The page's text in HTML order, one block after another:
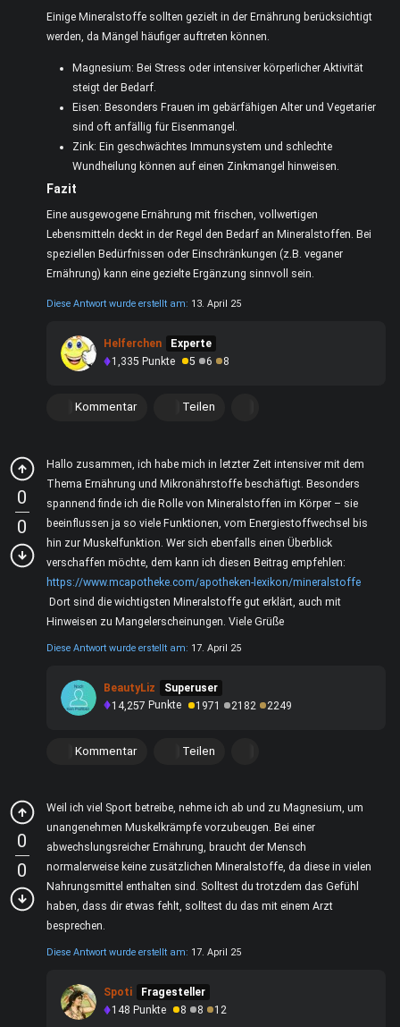
Einige Mineralstoffe sollten gezielt in der Ernährung berücksichtigt
werden, da Mängel häufiger auftreten können.
Magnesium: Bei Stress oder intensiver körperlicher Aktivität
steigt der Bedarf.
Eisen: Besonders Frauen im gebärfähigen Alter und Vegetarier
sind oft anfällig für Eisenmangel.
Zink: Ein geschwächtes Immunsystem und schlechte
Wundheilung können auf einen Zinkmangel hinweisen.
Fazit
Eine ausgewogene Ernährung mit frischen, vollwertigen
Lebensmitteln deckt in der Regel den Bedarf an Mineralstoffen. Bei
speziellen Bedürfnissen oder Einschränkungen (z.B. veganer
Ernährung) kann eine gezielte Ergänzung sinnvoll sein.
Diese Antwort wurde erstellt am: 13. April 25
Helferchen
Experte
1,335 Punkte 5 6 8
Kommentar Teilen
0
0
Hallo zusammen, ich habe mich in letzter Zeit intensiver mit dem
Thema Ernährung und Mikronährstoffe beschäftigt. Besonders
spannend finde ich die Rolle von Mineralstoffen im Körper – sie
beeinflussen ja so viele Funktionen, vom Energiestoffwechsel bis
hin zur Muskelfunktion. Wer sich ebenfalls einen Überblick
verschaffen möchte, dem kann ich diesen Beitrag empfehlen:
https://www.mcapotheke.com/apotheken-lexikon/mineralstoffe
Dort sind die wichtigsten Mineralstoffe gut erklärt, auch mit
Hinweisen zu Mangelerscheinungen. Viele Grüße
Diese Antwort wurde erstellt am: 17. April 25
BeautyLiz
Superuser
14,257 Punkte 1971 2182 2249
Kommentar Teilen
0
0
Weil ich viel Sport betreibe, nehme ich ab und zu Magnesium, um
unangenehmen Muskelkrämpfe vorzubeugen. Bei einer
abwechslungsreicher Ernährung, braucht der Mensch
normalerweise keine zusätzlichen Mineralstoffe, da diese in vielen
Nahrungsmittel enthalten sind. Solltest du trotzdem das Gefühl
haben, dass dir etwas fehlt, solltest du das mit einem Arzt
besprechen.
Diese Antwort wurde erstellt am: 17. April 25
Spoti
Fragesteller
148 Punkte 8 8 12